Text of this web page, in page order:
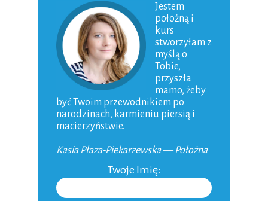
Adres e-mail*
Witryna
przeglądarce
Jestem
położną i
kurs
stworzyłam z
myślą o
Tobie,
przyszła
mamo, żeby
być Twoim przewodnikiem po
narodzinach, karmieniu piersią i
macierzyństwie.
Kasia Płaza-Piekarzewska — Położna
Twoje Imię: